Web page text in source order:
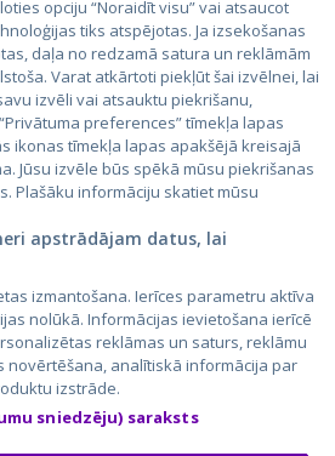
CVbankas.lt
Kainos.lt
Paslaugos.lt
auto24.ee
Osta.ee
opciju “Noraidīt visu” vai atsaucot
tiks atspējotas. Ja izsekošanas
daļa no redzamā satura un reklāmām
Varat atkārtoti piekļūt šai izvēlnei, lai
izvēli vai atsauktu piekrišanu,
preferences” tīmekļa lapas
ikonas tīmekļa lapas apakšējā kreisajā
Jūsu izvēle būs spēkā mūsu piekrišanas
Plašāku informāciju skatiet mūsu
apstrādājam datus, lai
izmantošana. Ierīces parametru aktīva
nolūkā. Informācijas ievietošana ierīcē
reklāmas un saturs, reklāmu
novērtēšana, analītiskā informācija par
izstrāde.
sniedzēju) saraksts